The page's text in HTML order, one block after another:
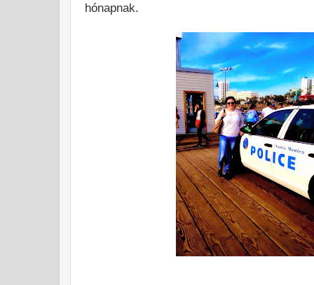
hónapnak.